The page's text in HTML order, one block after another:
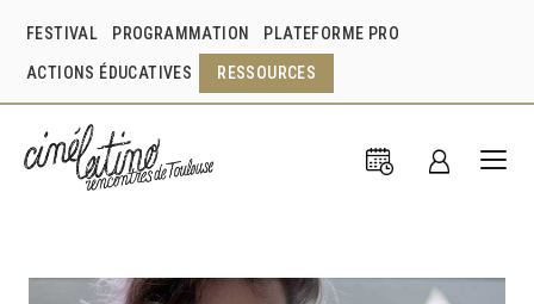
FESTIVAL PROGRAMMATION PLATEFORME PRO
ACTIONS ÉDUCATIVES RESSOURCES